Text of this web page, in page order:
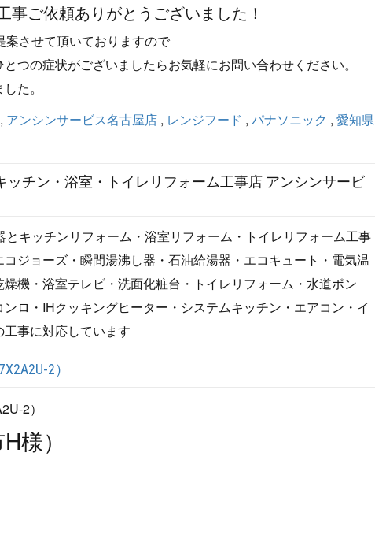
ご依頼ありがとうございました！
させて頂いておりますので
つの症状がございましたらお気軽にお問い合わせください。
た。
, アンシンサービス名古屋店 , レンジフード , パナソニック , 愛知県
チン・浴室・トイレリフォーム工事店 アンシンサービ
キッチンリフォーム・浴室リフォーム・トイレリフォーム工事
ジョーズ・瞬間湯沸し器・石油給湯器・エコキュート・電気温
機・浴室テレビ・洗面化粧台・トイレリフォーム・水道ポン
ロ・IHクッキングヒーター・システムキッチン・エアコン・イ
事に対応しています
2）
様）